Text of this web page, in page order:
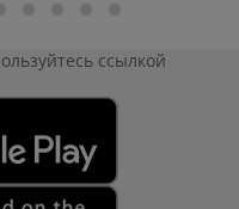
ссылкой